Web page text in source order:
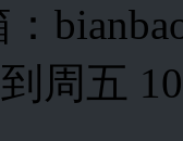
周五